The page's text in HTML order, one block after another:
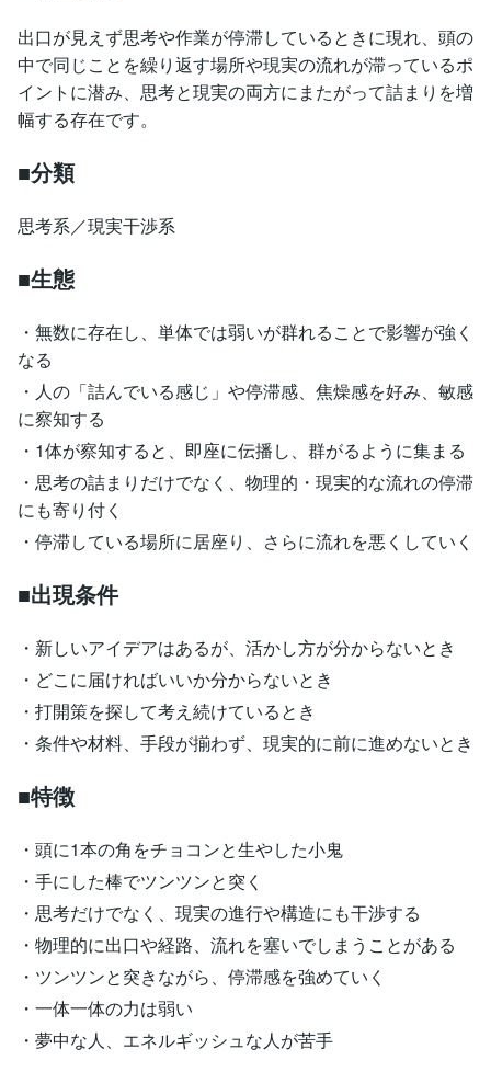
出口が見えず思考や作業が停滞しているときに現れ、頭の
中で同じことを繰り返す場所や現実の流れが滞っているポ
イントに潜み、思考と現実の両方にまたがって詰まりを増
幅する存在です。
■分類
思考系／現実干渉系
■生態
・無数に存在し、単体では弱いが群れることで影響が強く
なる
・人の「詰んでいる感じ」や停滞感、焦燥感を好み、敏感
に察知する
・1体が察知すると、即座に伝播し、群がるように集まる
・思考の詰まりだけでなく、物理的・現実的な流れの停滞
にも寄り付く
・停滞している場所に居座り、さらに流れを悪くしていく
■出現条件
・新しいアイデアはあるが、活かし方が分からないとき
・どこに届ければいいか分からないとき
・打開策を探して考え続けているとき
・条件や材料、手段が揃わず、現実的に前に進めないとき
■特徴
・頭に1本の角をチョコンと生やした小鬼
・手にした棒でツンツンと突く
・思考だけでなく、現実の進行や構造にも干渉する
・物理的に出口や経路、流れを塞いでしまうことがある
・ツンツンと突きながら、停滞感を強めていく
・一体一体の力は弱い
・夢中な人、エネルギッシュな人が苦手